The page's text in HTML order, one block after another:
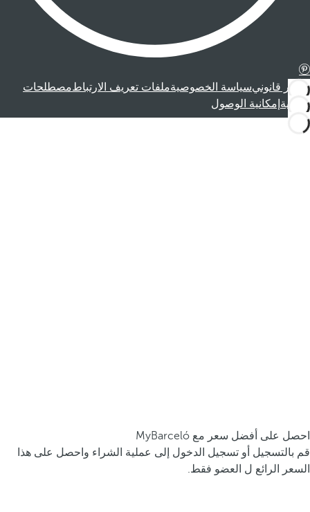
إشعار قانونيسياسة الخصوصيةملفات تعريف الارتباطمصطلحات
قانونية إمكانية الوصول
احصل على أفضل سعر مع MyBarceló
قم بالتسجيل أو تسجيل الدخول إلى عملية الشراء واحصل على هذا
السعر الرائع ل العضو فقط.